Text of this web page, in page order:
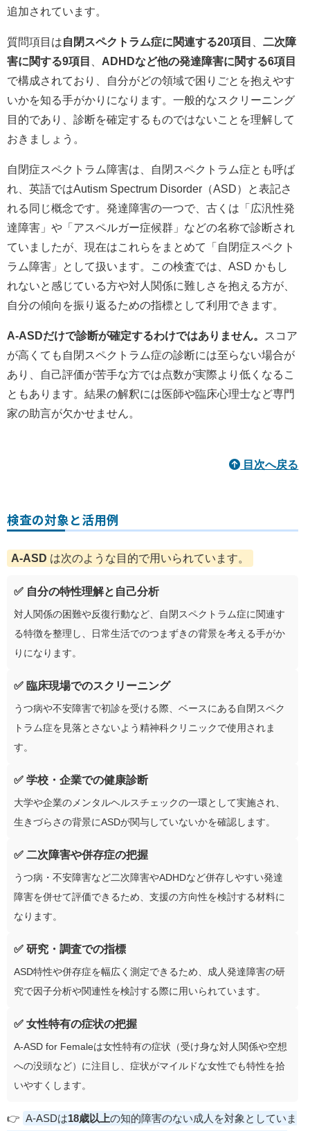
追加されています。
質問項目は自閉スペクトラム症に関連する20項目
二次障
害に関する9項目
ADHDなど他の発達障害に関する6項目
で構成されており、自分がどの領域で困りごとを抱えやす
いかを知る手がかりになります。一般的なスクリーニング
目的であり、診断を確定するものではないことを理解して
おきましょう。
自閉症スペクトラム障害は、自閉スペクトラム症とも呼ば
れ、英語ではAutism Spectrum Disorder（ASD）と表記さ
れる同じ概念です。発達障害の一つで、古くは「広汎性発
達障害」や「アスペルガー症候群」などの名称で診断され
ていましたが、現在はこれらをまとめて「自閉症スペクト
ラム障害」として扱います。この検査では、ASD かもし
れないと感じている方や対人関係に難しさを抱える方が、
自分の傾向を振り返るための指標として利用できます。
A‑ASDだけで診断が確定するわけではありません。
スコア
が高くても自閉スペクトラム症の診断には至らない場合が
あり、自己評価が苦手な方では点数が実際より低くなるこ
ともあります。結果の解釈には医師や臨床心理士など専門
家の助言が欠かせません。
目次へ戻る
検査の対象と活用例
A‑ASD は次のような目的で用いられています。
✅ 自分の特性理解と自己分析
対人関係の困難や反復行動など、自閉スペクトラム症に関連す
る特徴を整理し、日常生活でのつまずきの背景を考える手がか
りになります。
✅ 臨床現場でのスクリーニング
うつ病や不安障害で初診を受ける際、ベースにある自閉スペク
トラム症を見落とさないよう精神科クリニックで使用されま
す。
✅ 学校・企業での健康診断
大学や企業のメンタルヘルスチェックの一環として実施され、
生きづらさの背景にASDが関与していないかを確認します。
✅ 二次障害や併存症の把握
うつ病・不安障害など二次障害やADHDなど併存しやすい発達
障害を併せて評価できるため、支援の方向性を検討する材料に
なります。
✅ 研究・調査での指標
ASD特性や併存症を幅広く測定できるため、成人発達障害の研
究で因子分析や関連性を検討する際に用いられています。
✅ 女性特有の症状の把握
A‑ASD for Femaleは女性特有の症状（受け身な対人関係や空想
への没頭など）に注目し、症状がマイルドな女性でも特性を拾
いやすくします。
👉 A‑ASDは18歳以上の知的障害のない成人を対象としていま